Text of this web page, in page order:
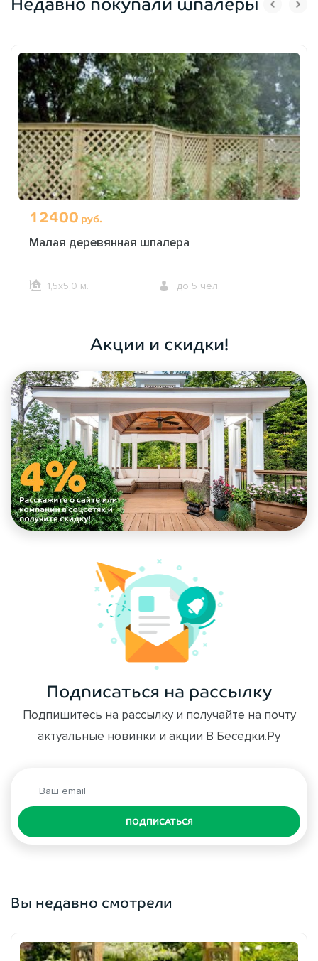
ОФОРМИТЬ ЗАКАЗ
Недавно покупали шпалеры
12400 руб.
Малая деревянная шпалера
1,5х5,0 м. до 5 чел.
Акции и скидки!
Подписаться на рассылку
Подпишитесь на рассылку и получайте на почту
актуальные новинки и акции В Беседки.Ру
ПОДПИСАТЬСЯ
Вы недавно смотрели